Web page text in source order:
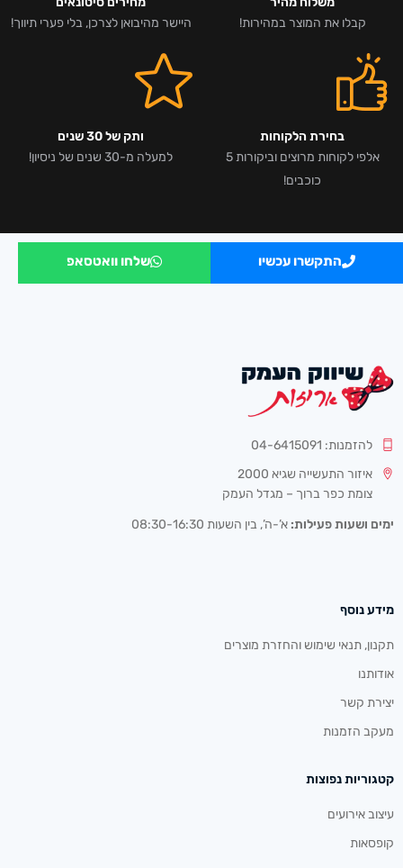
קבלו את המוצר במהירות!
היישר מהיבואן לצרכן, בלי פערי תיווך!
בחירת הלקוחות
אלפי לקוחות מרוצים וביקורות 5
כוכבים!
ותק של 30 שנים
למעלה מ-30 שנים של ניסיון!
התקשרו עכשיו שלחו וואטסאפ
להזמנות: 04-6415091
איזור התעשייה שגיא 2000
צומת כפר ברוך – מגדל העמק
ימים ושעות פעילות: א’-ה’, בין השעות 08:30-16:30
מידע נוסף
תקנון, תנאי שימוש והחזרת מוצרים
אודותנו
יצירת קשר
מעקב הזמנות
קטגוריות נפוצות
עיצוב אירועים
קופסאות